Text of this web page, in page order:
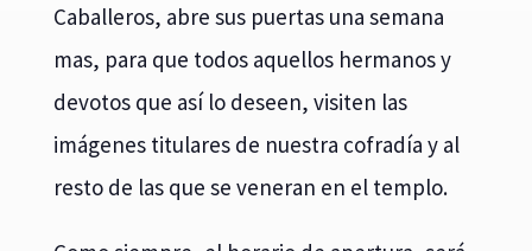
Caballeros, abre sus puertas una semana
mas, para que todos aquellos hermanos y
devotos que así lo deseen, visiten las
imágenes titulares de nuestra cofradía y al
resto de las que se veneran en el templo.